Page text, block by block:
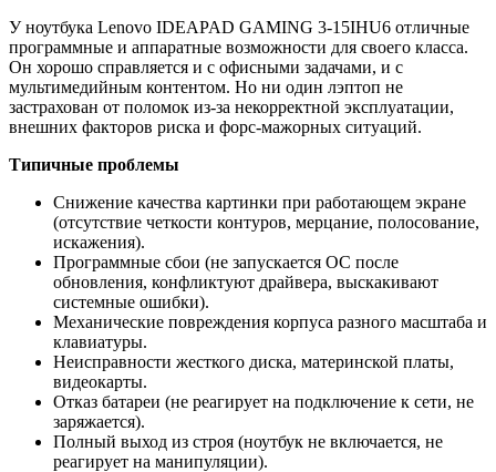
У ноутбука Lenovo IDEAPAD GAMING 3-15IHU6 отличные
программные и аппаратные возможности для своего класса.
Он хорошо справляется и с офисными задачами, и с
мультимедийным контентом. Но ни один лэптоп не
застрахован от поломок из-за некорректной эксплуатации,
внешних факторов риска и форс-мажорных ситуаций.
Типичные проблемы
Снижение качества картинки при работающем экране
(отсутствие четкости контуров, мерцание, полосование,
искажения).
Программные сбои (не запускается ОС после
обновления, конфликтуют драйвера, выскакивают
системные ошибки).
Механические повреждения корпуса разного масштаба и
клавиатуры.
Неисправности жесткого диска, материнской платы,
видеокарты.
Отказ батареи (не реагирует на подключение к сети, не
заряжается).
Полный выход из строя (ноутбук не включается, не
реагирует на манипуляции).